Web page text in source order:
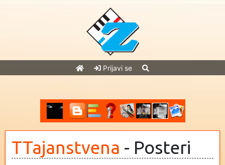
Prijavi se
TTajanstvena - Posteri